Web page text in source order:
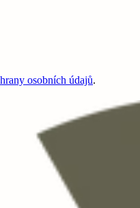
osobních údajů.